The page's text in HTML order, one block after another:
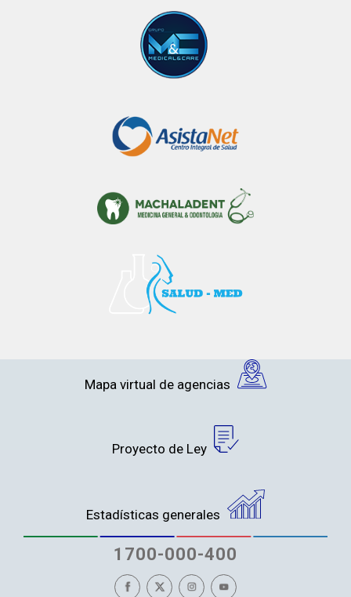
Mapa virtual de agencias
Proyecto de Ley
Estadísticas generales
1700-000-400